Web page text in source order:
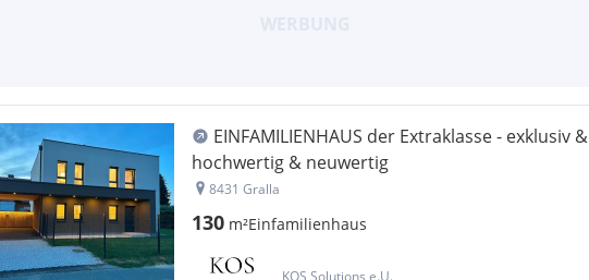
EINFAMILIENHAUS der Extraklasse - exklusiv &
hochwertig & neuwertig
8431 Gralla
130 m²Einfamilienhaus
KOS Solutions e.U.